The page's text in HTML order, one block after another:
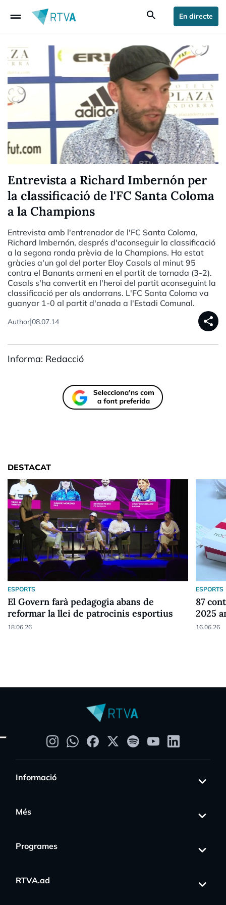
drag_handle search En directe
Entrevista a Richard Imbernón per
la classificació de l'FC Santa Coloma
a la Champions
Entrevista amb l'entrenador de l'FC Santa Coloma,
Richard Imbernón, després d'aconseguir la classificació
a la segona ronda prèvia de la Champions. Ha estat
gràcies a'un gol del porter Eloy Casals al minut 95
contra el Banants armeni en el partit de tornada (3-2).
Casals s'ha convertit en l'heroi del partit aconseguint la
classificació per als andorrans. L'FC Santa Coloma va
guanyar 1-0 al partit d'anada a l'Estadi Comunal.
Author|08.07.14 share
Informa: Redacció
DESTACAT
ESPORTS
El Govern farà pedagogia abans de
reformar la llei de patrocinis esportius
18.06.26
ESPORTS
87
2025
16.06.26
Informació
Més
Programes
RTVA.ad